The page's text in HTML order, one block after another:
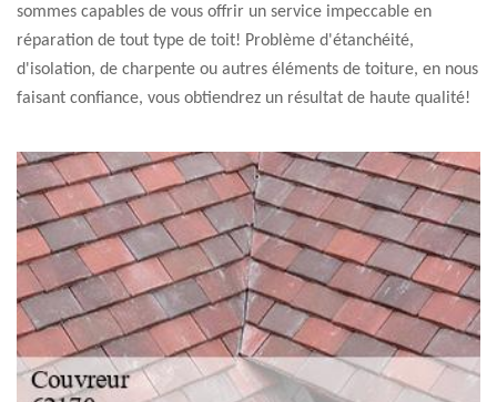
sommes capables de vous offrir un service impeccable en
réparation de tout type de toit! Problème d'étanchéité,
d'isolation, de charpente ou autres éléments de toiture, en nous
faisant confiance, vous obtiendrez un résultat de haute qualité!